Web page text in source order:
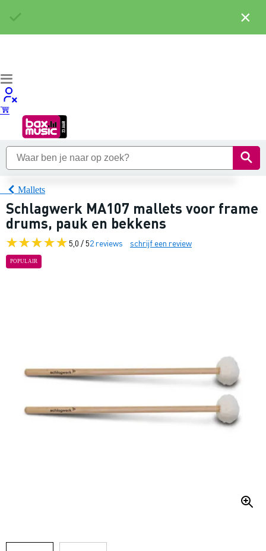
Mallets
Schlagwerk MA107 mallets voor frame
drums, pauk en bekkens
5,0 / 52 reviews schrijf een review
POPULAIR
×